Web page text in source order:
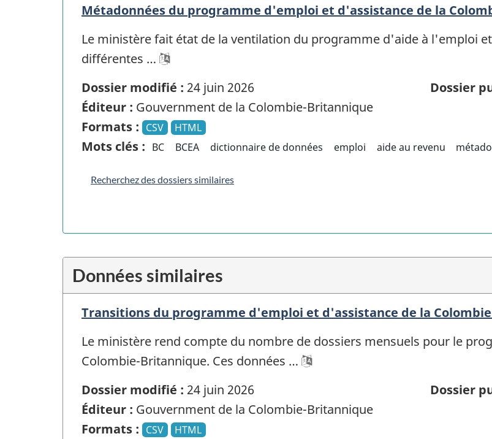
Métadonnées du programme d'emploi et d'assistance de la
Le ministère fait état de la ventilation du programme d'aide à l'emploi
différentes …
Dossier modifié : 24 juin 2026 Dossier
Éditeur : Gouvernment de la Colombie-Britannique
Formats : CSV HTML
Mots clés : BC BCEA dictionnaire de données emploi aide au revenu
Recherchez des dossiers similaires
Données similaires
Transitions du programme d'emploi et d'assistance de la
Le ministère rend compte du nombre de dossiers mensuels pour le
Colombie-Britannique. Ces données …
Dossier modifié : 24 juin 2026 Dossier
Éditeur : Gouvernment de la Colombie-Britannique
Formats : CSV HTML